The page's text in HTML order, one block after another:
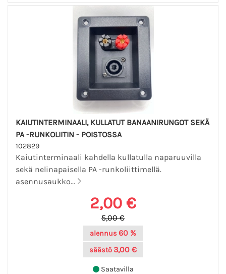
KAIUTINTERMINAALI, KULLATUT BANAANIRUNGOT SEKÄ
PA -RUNKOLIITIN - POISTOSSA
102829
Kaiutinterminaali kahdella kullatulla naparuuvilla
sekä nelinapaisella PA -runkoliittimellä.
asennusaukko...
2,00 €
5,00 €
alennus60 %
säästö 3,00 €
Saatavilla